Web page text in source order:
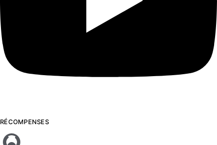
RÉCOMPENSES